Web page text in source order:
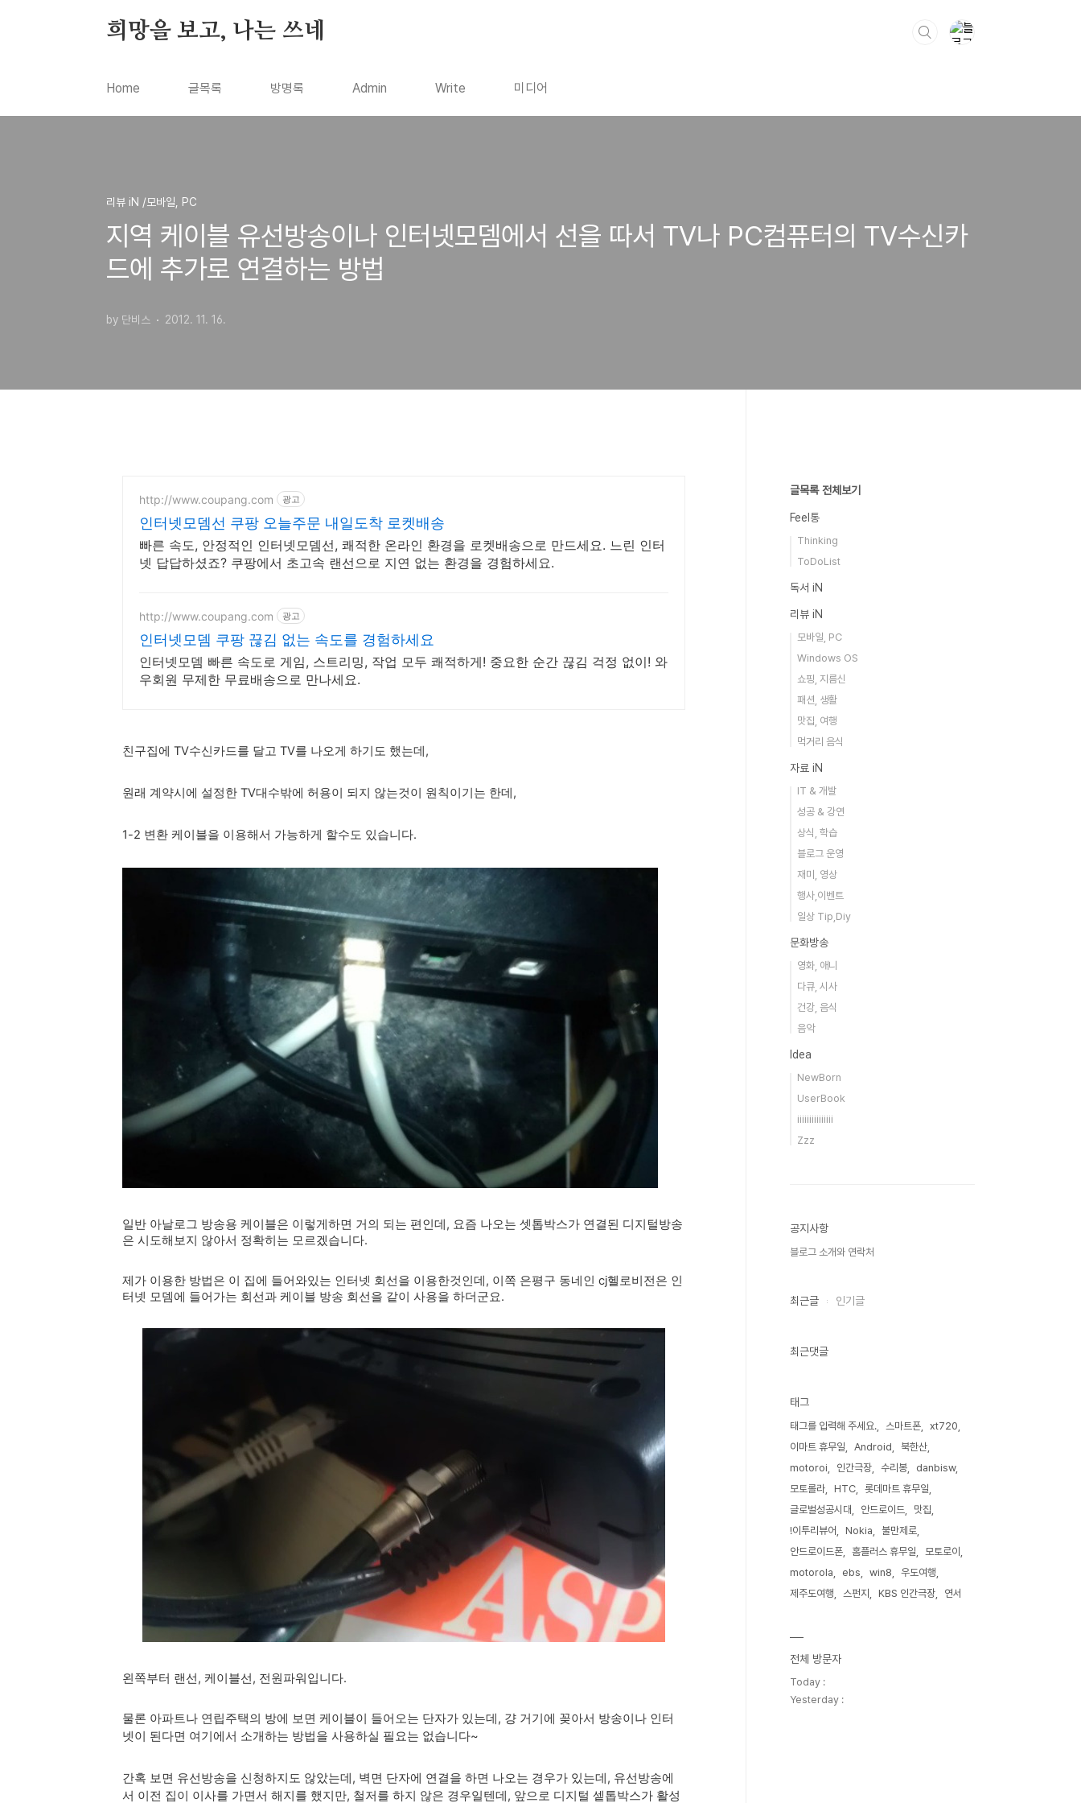
희망을 보고, 나는 쓰네
Home 글목록 방명록 Admin Write 미디어
리뷰 iN /모바일, PC
지역 케이블 유선방송이나 인터넷모뎀에서 선을 따서 TV나 PC컴퓨터의 TV수신카
드에 추가로 연결하는 방법
by 단비스 2012. 11. 16.
http://www.coupang.com 광고
인터넷모뎀선 쿠팡 오늘주문 내일도착 로켓배송
빠른 속도, 안정적인 인터넷모뎀선, 쾌적한 온라인 환경을 로켓배송으로 만드세요. 느린 인터
넷 답답하셨죠? 쿠팡에서 초고속 랜선으로 지연 없는 환경을 경험하세요.
http://www.coupang.com 광고
인터넷모뎀 쿠팡 끊김 없는 속도를 경험하세요
인터넷모뎀 빠른 속도로 게임, 스트리밍, 작업 모두 쾌적하게! 중요한 순간 끊김 걱정 없이! 와
우회원 무제한 무료배송으로 만나세요.
친구집에 TV수신카드를 달고 TV를 나오게 하기도 했는데,
원래 계약시에 설정한 TV대수밖에 허용이 되지 않는것이 원칙이기는 한데,
1-2 변환 케이블을 이용해서 가능하게 할수도 있습니다.
일반 아날로그 방송용 케이블은 이렇게하면 거의 되는 편인데, 요즘 나오는 셋톱박스가 연결된 디지털방송
은 시도해보지 않아서 정확히는 모르겠습니다.
제가 이용한 방법은 이 집에 들어와있는 인터넷 회선을 이용한것인데, 이쪽 은평구 동네인 cj헬로비전은 인
터넷 모뎀에 들어가는 회선과 케이블 방송 회선을 같이 사용을 하더군요.
왼쪽부터 랜선, 케이블선, 전원파워입니다.
물론 아파트나 연립주택의 방에 보면 케이블이 들어오는 단자가 있는데, 걍 거기에 꽂아서 방송이나 인터
넷이 된다면 여기에서 소개하는 방법을 사용하실 필요는 없습니다~
간혹 보면 유선방송을 신청하지도 않았는데, 벽면 단자에 연결을 하면 나오는 경우가 있는데, 유선방송에
서 이전 집이 이사를 가면서 해지를 했지만, 철저를 하지 않은 경우일텐데, 앞으로 디지털 셑톱박스가 활성
글목록 전체보기
Feel통
Thinking
ToDoList
독서 iN
리뷰 iN
모바일, PC
Windows OS
쇼핑, 지름신
패션, 생활
맛집, 여행
먹거리 음식
자료 iN
IT & 개발
성공 & 강연
상식, 학습
블로그 운영
재미, 영상
행사,이벤트
일상 Tip,Diy
문화방송
영화, 애니
다큐, 시사
건강, 음식
음악
Idea
NewBorn
UserBook
iiiiiiiiiiiiiii
Zzz
공지사항
블로그 소개와 연락처
최근글 인기글
최근댓글
태그
태그를 입력해 주세요. 스마트폰
xt720
이마트 휴무일
Android
북한산
motoroi
인간극장 수리봉
danbisw
모토롤라
HTC
롯데마트 휴무일
글로벌성공시대
안드로이드
맛집
!이투리뷰어
Nokia
불만제로
안드로이드폰
홈플러스 휴무일
모토로이
motorola
ebs win8
우도여행
제주도여행
스펀지 KBS 인간극장 연서
전체 방문자
Today :
Yesterday :